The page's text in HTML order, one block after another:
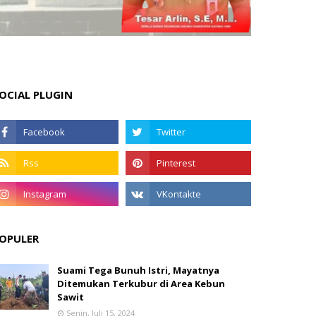
PLUGIN
Suami Tega Bunuh Istri, Mayatnya
Ditemukan Terkubur di Area Kebun
Sawit
Senin, Juli 15, 2024